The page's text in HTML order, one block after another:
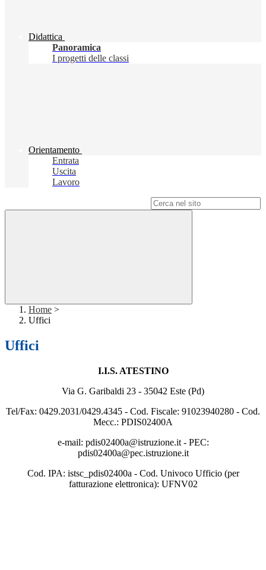
Didattica
Panoramica
I progetti delle classi
Orientamento
Entrata
Uscita
Lavoro
Home >
Uffici
Uffici
I.I.S. ATESTINO
Via G. Garibaldi 23 - 35042 Este (Pd)
Tel/Fax: 0429.2031/0429.4345 - Cod. Fiscale: 91023940280 - Cod.
Mecc.: PDIS02400A
e-mail: pdis02400a@istruzione.it - PEC:
pdis02400a@pec.istruzione.it
Cod. IPA: istsc_pdis02400a - Cod. Univoco Ufficio (per
fatturazione elettronica): UFNV02